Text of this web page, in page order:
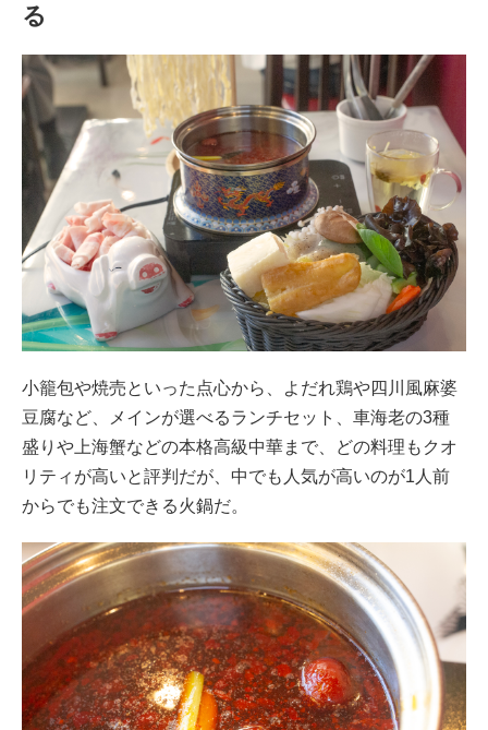
る
小籠包や焼売といった点心から、よだれ鶏や四川風麻婆
豆腐など、メインが選べるランチセット、車海老の3種
盛りや上海蟹などの本格高級中華まで、どの料理もクオ
リティが高いと評判だが、中でも人気が高いのが1人前
からでも注文できる火鍋だ。